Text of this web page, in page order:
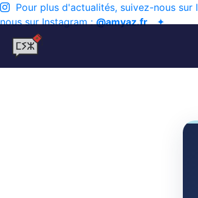
Pour plus d'actualités, suivez-nous sur
nous sur Instagram :@amyaz.fr✦